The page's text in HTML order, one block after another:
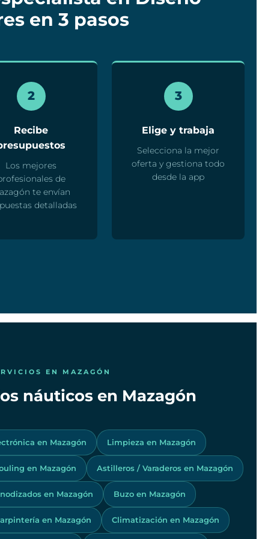
en 3 pasos
2
Recibe
Los mejores
de
te envían
detalladas
3
Elige y trabaja
Selecciona la mejor
oferta y gestiona todo
desde la app
EN MAZAGÓN
náuticos en Mazagón
en Mazagón Limpieza en Mazagón
en Mazagón Astilleros / Varaderos en Mazagón
en Mazagón Buzo en Mazagón
en Mazagón Climatización en Mazagón